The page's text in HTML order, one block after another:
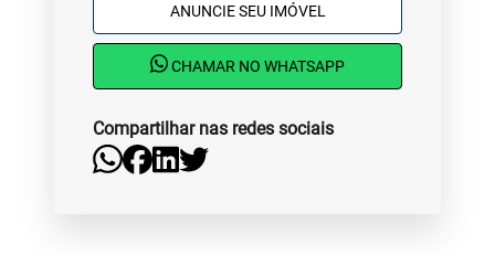
ANUNCIE SEU IMÓVEL
CHAMAR NO WHATSAPP
Compartilhar nas redes sociais